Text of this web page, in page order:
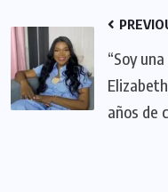
“Soy
años de